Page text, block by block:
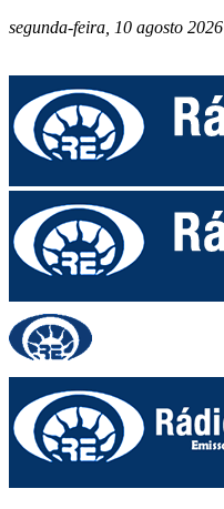
segunda-feira, 10 agosto 2026